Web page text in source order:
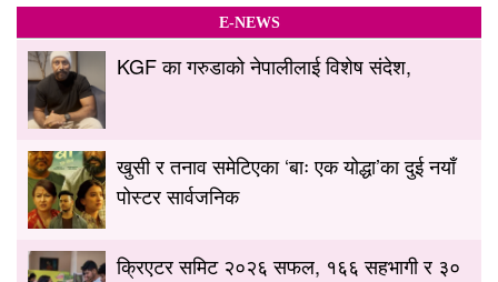
E-NEWS
KGF का गरुडाको नेपालीलाई विशेष संदेश,
खुसी र तनाव समेटिएका ‘बाः एक योद्धा’का दुई नयाँ
पोस्टर सार्वजनिक
क्रिएटर समिट २०२६ सफल, १६६ सहभागी र ३०